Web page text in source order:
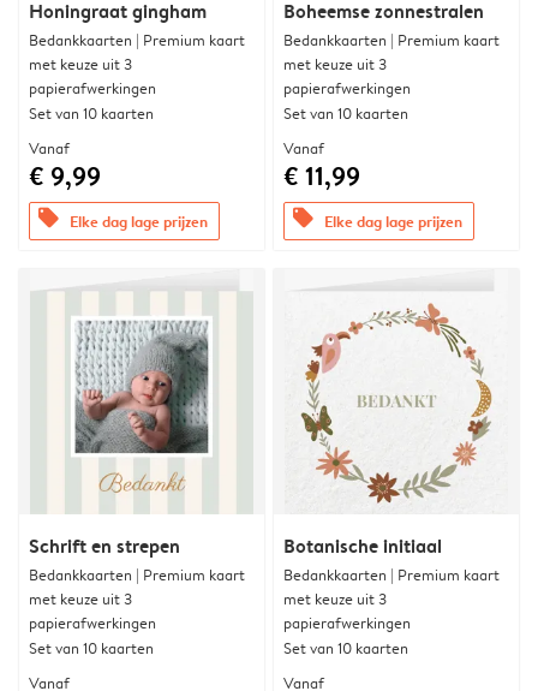
Honingraat gingham
Bedankkaarten | Premium kaart
met keuze uit 3
papierafwerkingen
Set van 10 kaarten
Vanaf
€ 9,99
offers Elke dag lage prijzen
Boheemse zonnestralen
Bedankkaarten | Premium kaart
met keuze uit 3
papierafwerkingen
Set van 10 kaarten
Vanaf
€ 11,99
offers Elke dag lage prijzen
Schrift en strepen
Bedankkaarten | Premium kaart
met keuze uit 3
papierafwerkingen
Set van 10 kaarten
Vanaf
Botanische initiaal
Bedankkaarten | Premium kaart
met keuze uit 3
papierafwerkingen
Set van 10 kaarten
Vanaf